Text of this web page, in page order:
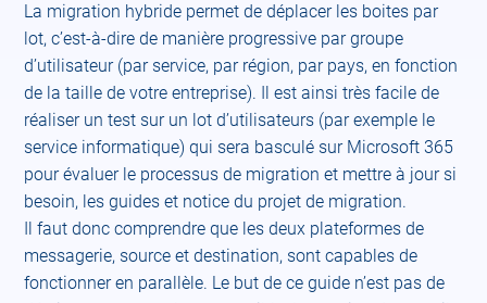
La migration hybride permet de déplacer les boites par
lot, c’est-à-dire de manière progressive par groupe
d’utilisateur (par service, par région, par pays, en fonction
de la taille de votre entreprise). Il est ainsi très facile de
réaliser un test sur un lot d’utilisateurs (par exemple le
service informatique) qui sera basculé sur Microsoft 365
pour évaluer le processus de migration et mettre à jour si
besoin, les guides et notice du projet de migration.
Il faut donc comprendre que les deux plateformes de
messagerie, source et destination, sont capables de
fonctionner en parallèle. Le but de ce guide n’est pas de